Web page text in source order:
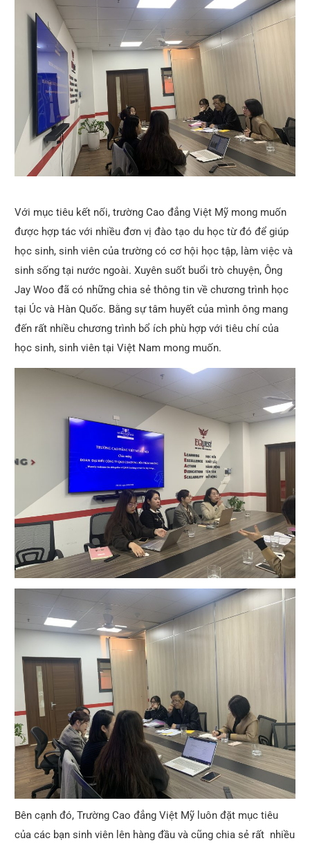
Với mục tiêu kết nối, trường Cao đẳng Việt Mỹ mong muốn
được hợp tác với nhiều đơn vị đào tạo du học từ đó để giúp
học sinh, sinh viên của trường có cơ hội học tập, làm việc và
sinh sống tại nước ngoài. Xuyên suốt buổi trò chuyện, Ông
Jay Woo đã có những chia sẻ thông tin về chương trình học
tại Úc và Hàn Quốc. Bằng sự tâm huyết của mình ông mang
đến rất nhiều chương trình bổ ích phù hợp với tiêu chí của
học sinh, sinh viên tại Việt Nam mong muốn.
Bên cạnh đó, Trường Cao đẳng Việt Mỹ luôn đặt mục tiêu
của các bạn sinh viên lên hàng đầu và cũng chia sẻ rất nhiều